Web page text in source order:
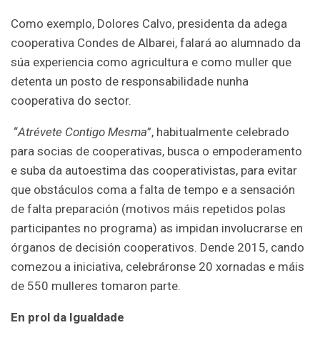
Como exemplo, Dolores Calvo, presidenta da adega
cooperativa Condes de Albarei, falará ao alumnado da
súa experiencia como agricultura e como muller que
detenta un posto de responsabilidade nunha
cooperativa do sector.
“Atrévete Contigo Mesma”, habitualmente celebrado
para socias de cooperativas, busca o empoderamento
e suba da autoestima das cooperativistas, para evitar
que obstáculos coma a falta de tempo e a sensación
de falta preparación (motivos máis repetidos polas
participantes no programa) as impidan involucrarse en
órganos de decisión cooperativos. Dende 2015, cando
comezou a iniciativa, celebráronse 20 xornadas e máis
de 550 mulleres tomaron parte.
En prol da Igualdade